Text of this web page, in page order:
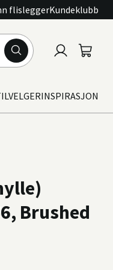
flisleggerKundeklubb
INSPIRASJON
Brushed